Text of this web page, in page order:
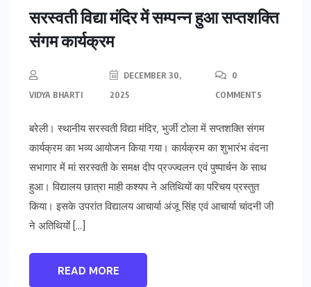
सरस्वती विद्या मंदिर में सम्पन्न हुआ सप्तशक्ति
संगम कार्यक्रम
VIDYA BHARTI
DECEMBER 30,
2025
0
COMMENTS
बरेली। स्थानीय सरस्वती विद्या मंदिर, भुर्जी टोला में सप्तशक्ति संगम
कार्यक्रम का भव्य आयोजन किया गया। कार्यक्रम का शुभारंभ वंदना
सभागार में मां सरस्वती के समक्ष दीप प्रज्ज्वलन एवं पुष्पार्चन के साथ
हुआ। विद्यालय छात्रा माही कश्यप ने अतिथियों का परिचय प्रस्तुत
किया। इसके उपरांत विद्यालय आचार्या अंजू सिंह एवं आचार्या चांदनी जी
ने अतिथियों […]
READ MORE